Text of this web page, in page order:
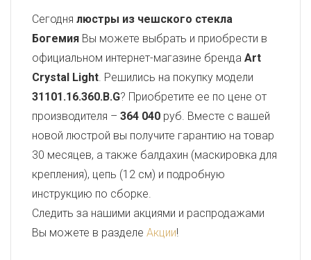
Сегодня люстры из чешского стекла
Богемия Вы можете выбрать и приобрести в
официальном интернет-магазине бренда Art
Crystal Light. Решились на покупку модели
31101.16.360.B.G? Приобретите ее по цене от
производителя – 364 040 руб. Вместе с вашей
новой люстрой вы получите гарантию на товар
30 месяцев, а также балдахин (маскировка для
крепления), цепь (12 см) и подробную
инструкцию по сборке.
Следить за нашими акциями и распродажами
Вы можете в разделе Акции!